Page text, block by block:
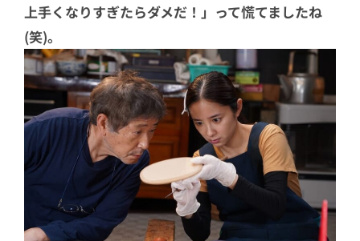
上手くなりすぎたらダメだ！」って慌てましたね
(笑)。